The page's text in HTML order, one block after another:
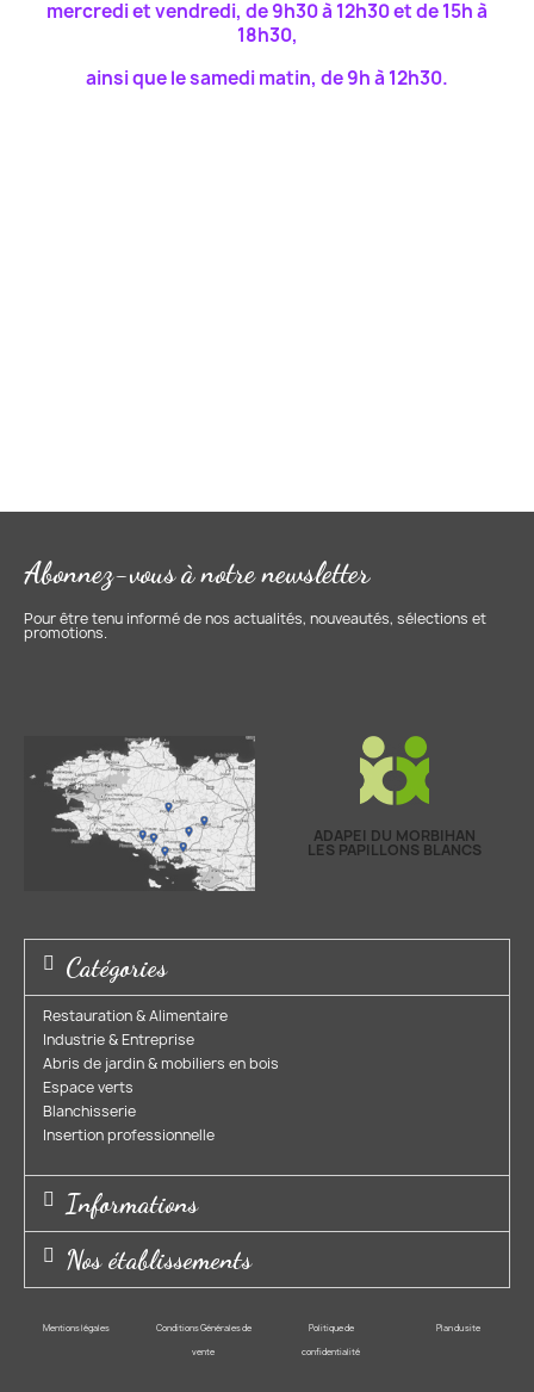
mercredi et vendredi, de 9h30 à 12h30 et de 15h à
18h30,
ainsi que le samedi matin, de 9h à 12h30.
Abonnez-vous à notre newsletter
Pour être tenu informé de nos actualités, nouveautés, sélections et
promotions.
ADAPEI DU MORBIHAN
LES PAPILLONS BLANCS
Catégories
Restauration & Alimentaire
Industrie & Entreprise​
Abris de jardin & mobiliers en bois​
Espace verts​
Blanchisserie​
Insertion professionnelle​
Informations
Nos établissements
Mentions légales Conditions Générales de
vente
Politique de
confidentialité
Plan du site